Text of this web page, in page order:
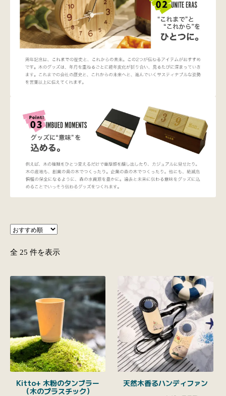
全 25 件を表示
Kitto+ 木粉のタンブラー
（木のプラスチック）
天然木香るハンディファン